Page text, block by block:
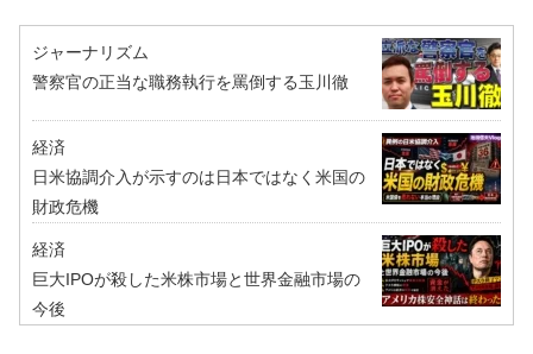
ジャーナリズム
警察官の正当な職務執行を罵倒する玉川徹
経済
日米協調介入が示すのは日本ではなく米国の
財政危機
経済
巨大IPOが殺した米株市場と世界金融市場の
今後